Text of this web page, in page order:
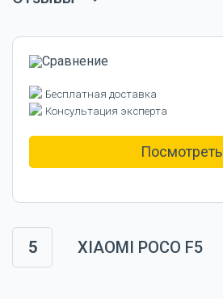
Бесплатная доставка
Консультация эксперта
Посмотреть
5 XIAOMI POCO F5